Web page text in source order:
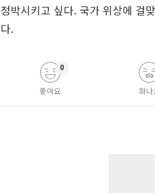
정박시키고 싶다. 국가 위상에 걸
다.
좋아요
0
화나